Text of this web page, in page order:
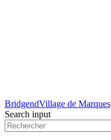
BridgendVillage de Marques
Search input